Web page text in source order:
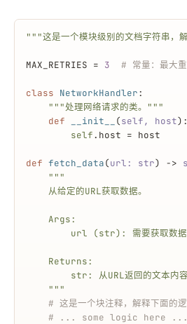
"""这是一个模块级别的文档字符串，
MAX_RETRIES = 3 # 常量：最大
class NetworkHandler:
"""处理网络请求的类。"""
def
__init__ (self, host):
self.host = host
def fetch_data(url: str) ->
"""
    从给定的URL获取数据。
    Args:
url (str): 需要获取数据
    Returns:
str: 从URL返回的文本内容
    """
# 这是一个块注释，解释下面的
# ... some logic here ...